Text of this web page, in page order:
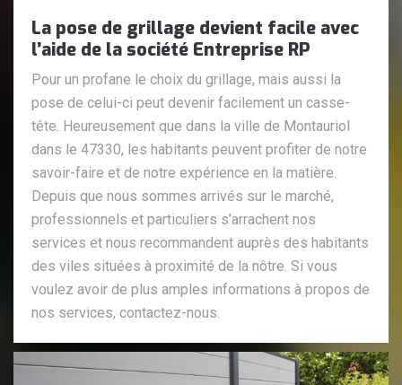
La pose de grillage devient facile avec
l’aide de la société Entreprise RP
Pour un profane le choix du grillage, mais aussi la
pose de celui-ci peut devenir facilement un casse-
tête. Heureusement que dans la ville de Montauriol
dans le 47330, les habitants peuvent profiter de notre
savoir-faire et de notre expérience en la matière.
Depuis que nous sommes arrivés sur le marché,
professionnels et particuliers s’arrachent nos
services et nous recommandent auprès des habitants
des viles situées à proximité de la nôtre. Si vous
voulez avoir de plus amples informations à propos de
nos services, contactez-nous.